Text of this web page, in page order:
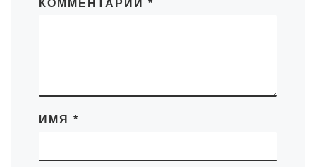
КОММЕНТАРИЙ *
ИМЯ *